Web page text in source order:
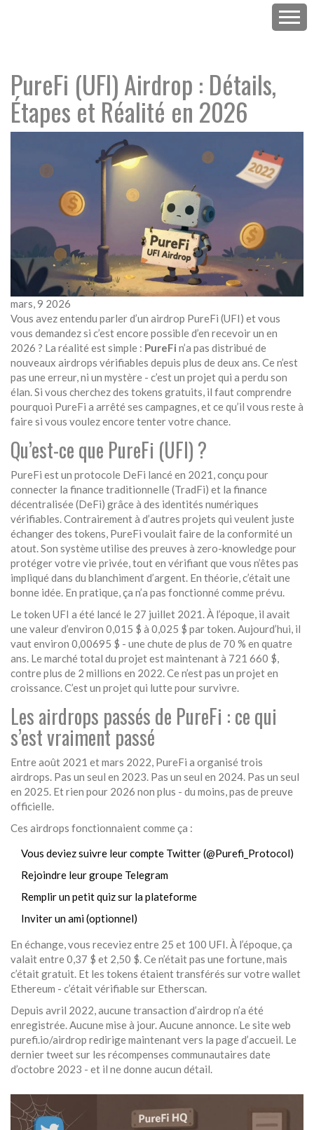
PureFi (UFI) Airdrop : Détails,
Étapes et Réalité en 2026
mars, 9 2026
Vous avez entendu parler d’un airdrop PureFi (UFI) et vous
vous demandez si c’est encore possible d’en recevoir un en
2026 ? La réalité est simple : PureFi n’a pas distribué de
nouveaux airdrops vérifiables depuis plus de deux ans. Ce n’est
pas une erreur, ni un mystère - c’est un projet qui a perdu son
élan. Si vous cherchez des tokens gratuits, il faut comprendre
pourquoi PureFi a arrêté ses campagnes, et ce qu’il vous reste à
faire si vous voulez encore tenter votre chance.
Qu’est-ce que PureFi (UFI) ?
PureFi est un protocole DeFi lancé en 2021, conçu pour
connecter la finance traditionnelle (TradFi) et la finance
décentralisée (DeFi) grâce à des identités numériques
vérifiables. Contrairement à d’autres projets qui veulent juste
échanger des tokens, PureFi voulait faire de la conformité un
atout. Son système utilise des preuves à zero-knowledge pour
protéger votre vie privée, tout en vérifiant que vous n’êtes pas
impliqué dans du blanchiment d’argent. En théorie, c’était une
bonne idée. En pratique, ça n’a pas fonctionné comme prévu.
Le token UFI a été lancé le 27 juillet 2021. À l’époque, il avait
une valeur d’environ 0,015 $ à 0,025 $ par token. Aujourd’hui, il
vaut environ 0,00695 $ - une chute de plus de 70 % en quatre
ans. Le marché total du projet est maintenant à 721 660 $,
contre plus de 2 millions en 2022. Ce n’est pas un projet en
croissance. C’est un projet qui lutte pour survivre.
Les airdrops passés de PureFi : ce qui
s’est vraiment passé
Entre août 2021 et mars 2022, PureFi a organisé trois
airdrops. Pas un seul en 2023. Pas un seul en 2024. Pas un seul
en 2025. Et rien pour 2026 non plus - du moins, pas de preuve
officielle.
Ces airdrops fonctionnaient comme ça :
Vous deviez suivre leur compte Twitter (@Purefi_Protocol)
Rejoindre leur groupe Telegram
Remplir un petit quiz sur la plateforme
Inviter un ami (optionnel)
En échange, vous receviez entre 25 et 100 UFI. À l’époque, ça
valait entre 0,37 $ et 2,50 $. Ce n’était pas une fortune, mais
c’était gratuit. Et les tokens étaient transférés sur votre wallet
Ethereum - c’était vérifiable sur Etherscan.
Depuis avril 2022, aucune transaction d’airdrop n’a été
enregistrée. Aucune mise à jour. Aucune annonce. Le site web
purefi.io/airdrop redirige maintenant vers la page d’accueil. Le
dernier tweet sur les récompenses communautaires date
d’octobre 2023 - et il ne donne aucun détail.